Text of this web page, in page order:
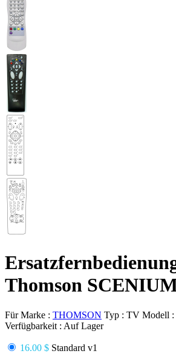
Thomson
Für Marke : THOMSON Typ : TV Modell :
Verfügbarkeit : Auf Lager
16.00 $ Standard v1